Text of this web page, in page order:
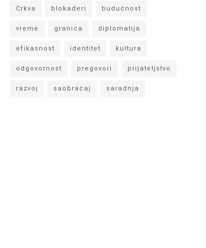
Crkva blokaderi budućnost
vreme granica diplomatija
efikasnost identitet kultura
odgovornost pregovori prijateljstvo
razvoj saobraćaj saradnja